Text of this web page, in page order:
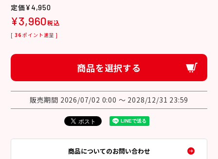
¥4,950
¥3,960税込
[ 36 ポイント進呈 ]
商品を選択する
販売期間 2026/07/02 0:00 〜 2028/12/31 23:59
商品についてのお問い合わせ